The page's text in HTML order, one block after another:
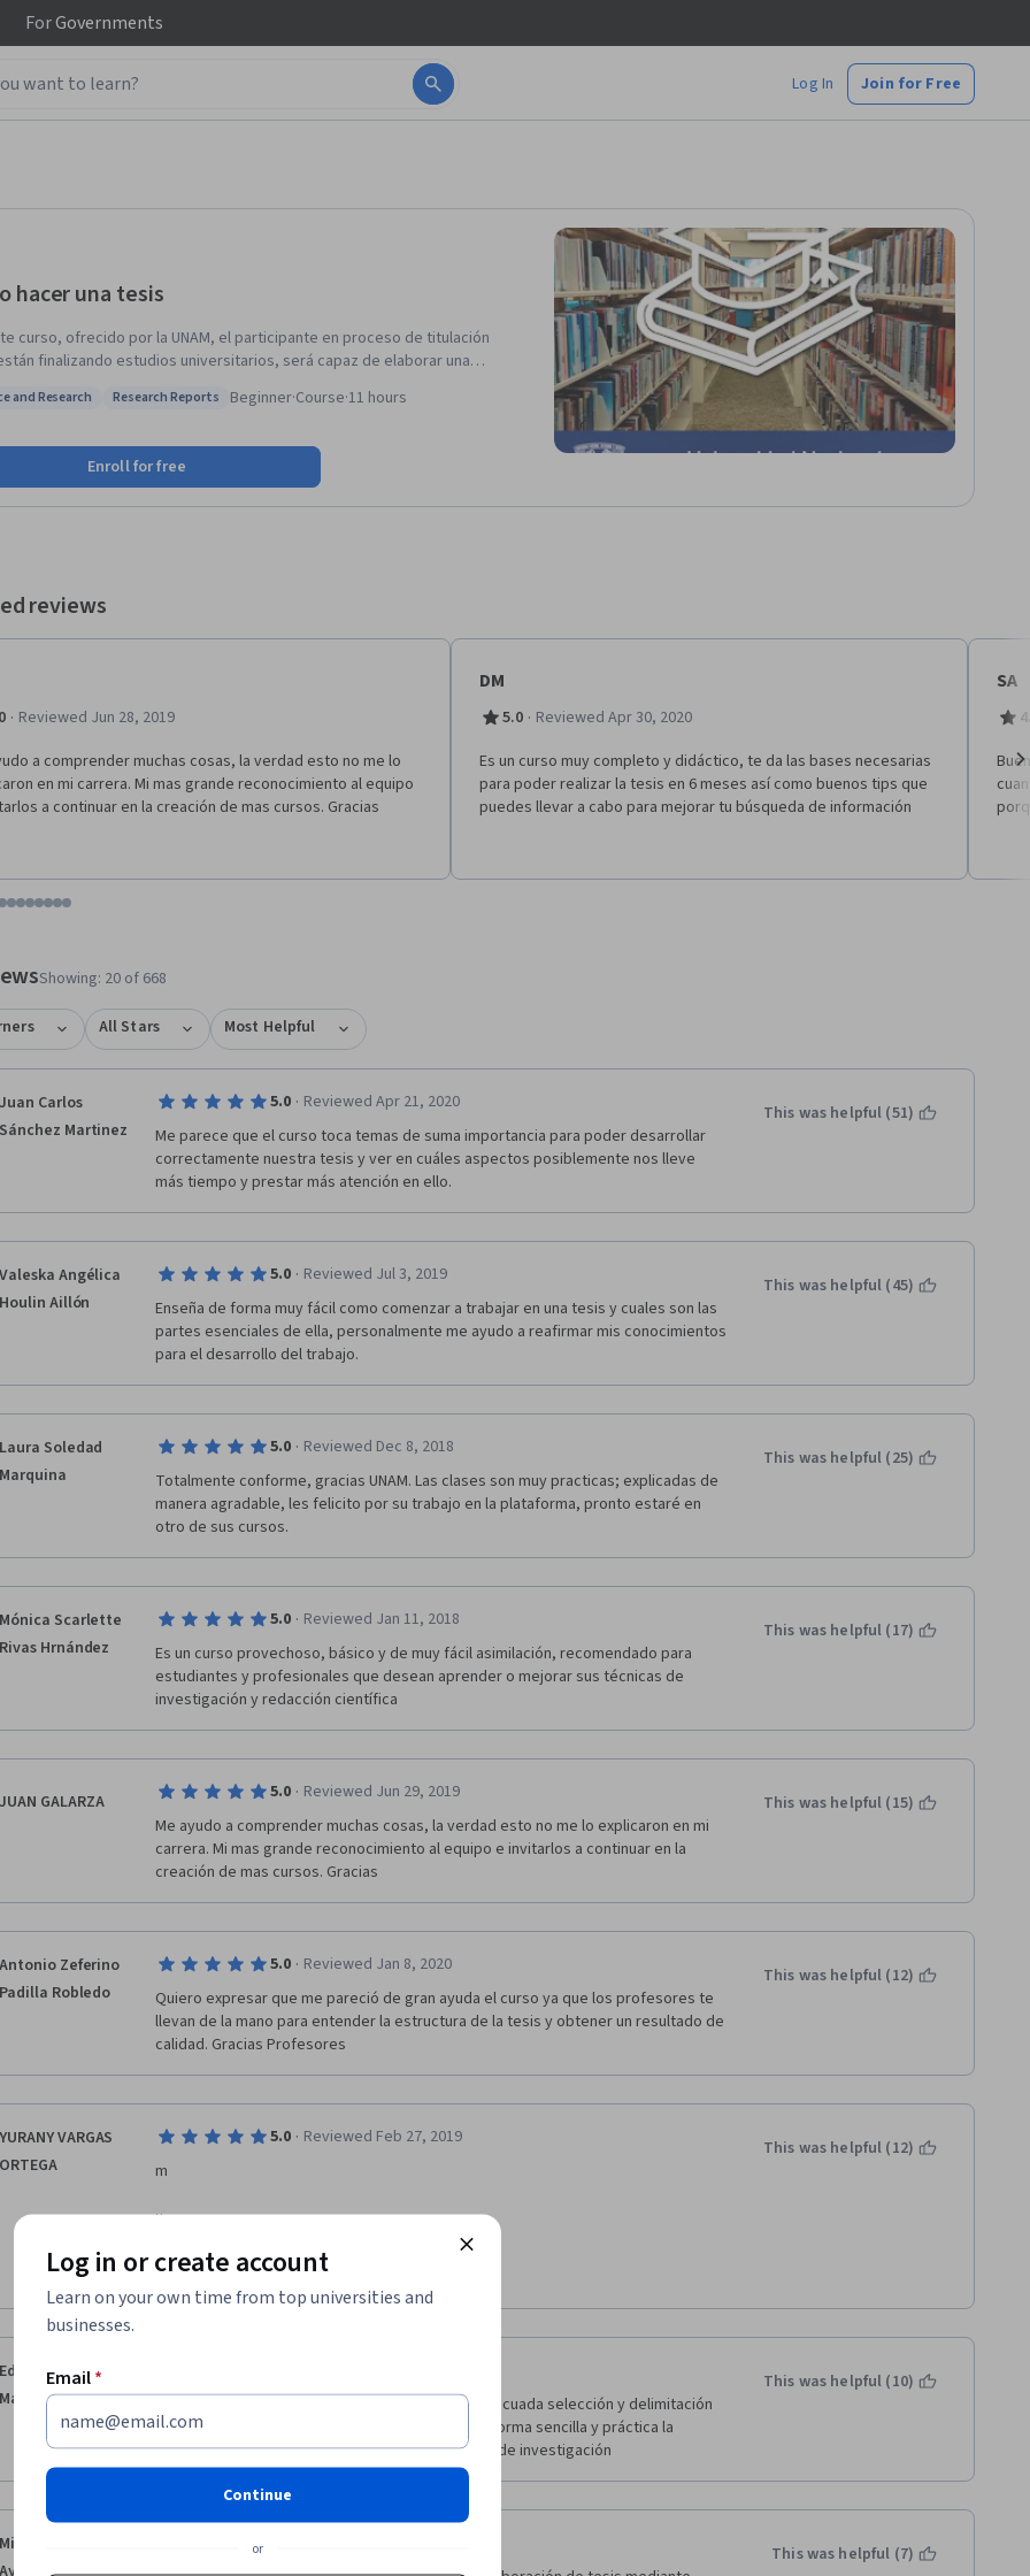
ForGovernments
Log In Join for Free
hacer una tesis
curso, ofrecido por la UNAM, el participante en proceso de titulación
finalizando estudios universitarios, será capaz de elaborar una
a fin de que las conjuguen con los conocimientos, habilidades y
and Research
Status: Research Reports
Research Reports Beginner·Course·11 hours
Enroll for free
reviews
· Reviewed Jun 28, 2019
a comprender muchas cosas, la verdad esto no me lo
en mi carrera. Mi mas grande reconocimiento al equipo
a continuar en la creación de mas cursos. Gracias
DM
5.0 · Reviewed Apr 30, 2020
Es un curso muy completo y didáctico, te da las bases necesarias
para poder realizar la tesis en 6 meses así como buenos tips que
puedes llevar a cabo para mejorar tu búsqueda de información
SA
1
item 2
to item 3
to item 4
Go to item 5
Go to item 6
Go to item 7
Go to item 8
Go to item 9
Go to item 10
Go to item 11
Go to item 12
Showing: 20 of 668
All Stars Most Helpful
Juan Carlos
Sánchez Martinez
5.0 · Reviewed Apr 21, 2020
Me parece que el curso toca temas de suma importancia para poder desarrollar
correctamente nuestra tesis y ver en cuáles aspectos posiblemente nos lleve
más tiempo y prestar más atención en ello.
This was helpful (51)
Valeska Angélica
Houlin Aillón
5.0 · Reviewed Jul 3, 2019
Enseña de forma muy fácil como comenzar a trabajar en una tesis y cuales son las
partes esenciales de ella, personalmente me ayudo a reafirmar mis conocimientos
para el desarrollo del trabajo.
This was helpful (45)
Laura Soledad
Marquina
5.0 · Reviewed Dec 8, 2018
Totalmente conforme, gracias UNAM. Las clases son muy practicas; explicadas de
manera agradable, les felicito por su trabajo en la plataforma, pronto estaré en
otro de sus cursos.
This was helpful (25)
Mónica Scarlette
Rivas Hrnández
5.0 · Reviewed Jan 11, 2018
Es un curso provechoso, básico y de muy fácil asimilación, recomendado para
estudiantes y profesionales que desean aprender o mejorar sus técnicas de
investigación y redacción científica
This was helpful (17)
JUAN GALARZA 5.0 · Reviewed Jun 29, 2019
Me ayudo a comprender muchas cosas, la verdad esto no me lo explicaron en mi
carrera. Mi mas grande reconocimiento al equipo e invitarlos a continuar en la
creación de mas cursos. Gracias
This was helpful (15)
Antonio Zeferino
Padilla Robledo
5.0 · Reviewed Jan 8, 2020
Quiero expresar que me pareció de gran ayuda el curso ya que los profesores te
llevan de la mano para entender la estructura de la tesis y obtener un resultado de
calidad. Gracias Profesores
This was helpful (12)
YURANY VARGAS
ORTEGA
5.0 · Reviewed Feb 27, 2019
m
u
c
h
s
f
Show more
This was helpful (12)
Eduardo José
Mayorga Navarro
Excelente opción para documentarse sobre la adecuada selección y delimitación
de un tema de tesis. El curso aborda también de forma sencilla y práctica la
manera de acometer la metodología del proceso de investigación
This was helpful (10)
Miguel Angel Meza
Ayala
This was helpful (7)
Log in or create account
Learn on your own time from top universities and
businesses.
Email*
Continue
or